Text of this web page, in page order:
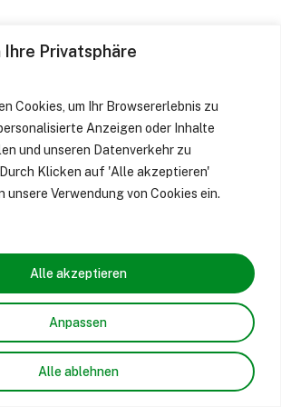
Privatsphäre
Cookies, um Ihr Browsererlebnis zu
Anzeigen oder Inhalte
und unseren Datenverkehr zu
Klicken auf 'Alle akzeptieren'
unsere Verwendung von Cookies ein.
Anpassen
Alle ablehnen
Alle akzeptieren